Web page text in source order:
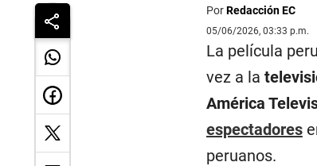
PorRedacción EC
05/06/2026, 03:33 p.m.
La película
vez a la
América
espectadores
peruanos.